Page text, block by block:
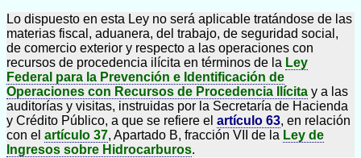
Lo dispuesto en esta Ley no será aplicable tratándose de las
materias fiscal, aduanera, del trabajo, de seguridad social,
de comercio exterior y respecto a las operaciones con
recursos de procedencia ilícita en términos de la Ley
Federal para la Prevención e Identificación de
Operaciones con Recursos de Procedencia Ilícita y a las
auditorías y visitas, instruidas por la Secretaría de Hacienda
y Crédito Público, a que se refiere el artículo 63, en relación
con el artículo 37, Apartado B, fracción VII de la Ley de
Ingresos sobre Hidrocarburos.